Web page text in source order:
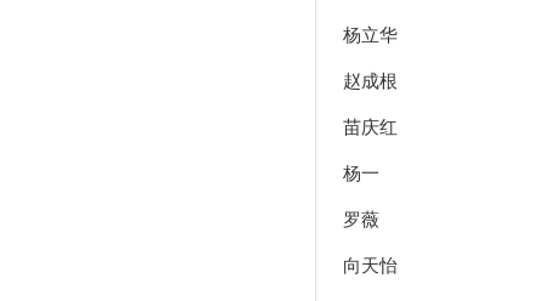
杨立华
赵成根
苗庆红
杨一
罗薇
向天怡